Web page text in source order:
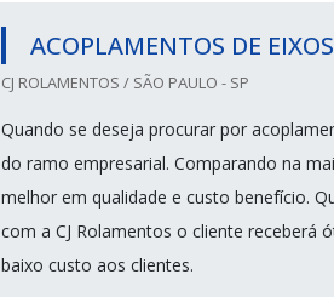
ACOPLAMENTOS DE EIXOS
CJ ROLAMENTOS / SÃO PAULO - SP
Quando se deseja procurar por
do ramo empresarial. Comparando na
melhor em qualidade e custo benefício.
com a CJ Rolamentos o cliente receberá
baixo custo aos clientes.